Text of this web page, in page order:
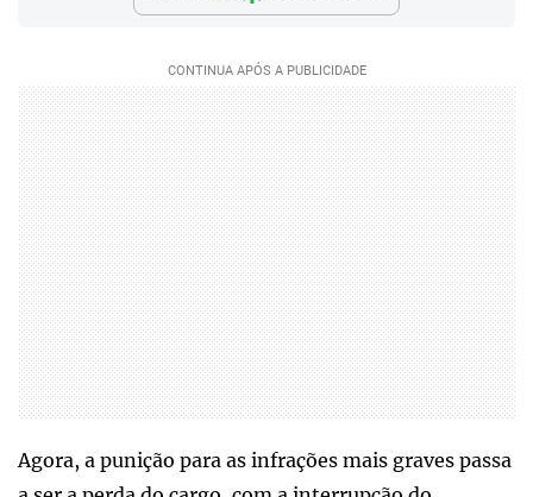
Agora, a punição para as infrações mais graves passa